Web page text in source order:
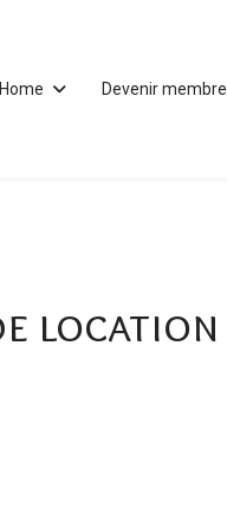
Home Devenir membre
location